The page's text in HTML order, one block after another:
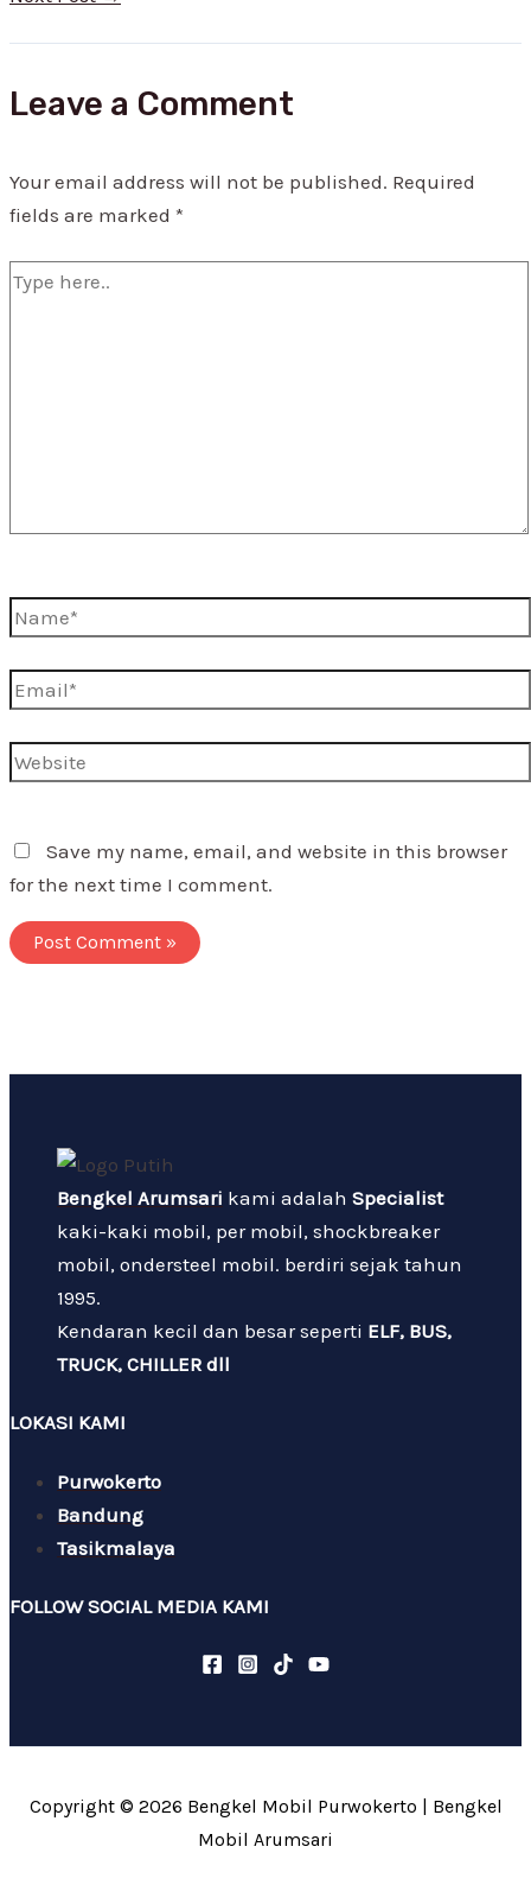
Leave a Comment
Your email address will not be published. Required
fields are marked *
Type
Name*
Email*
Website
Save my name, email, and website in this browser
for the next time I comment.
Bengkel Arumsari kami adalah Specialist
kaki-kaki mobil, per mobil, shockbreaker
mobil, ondersteel mobil. berdiri sejak tahun
1995.
Kendaran kecil dan besar seperti ELF, BUS,
TRUCK, CHILLER dll
LOKASI KAMI
Purwokerto
Bandung
Tasikmalaya
FOLLOW SOCIAL MEDIA KAMI
Copyright © 2026 Bengkel Mobil Purwokerto | Bengkel
Mobil Arumsari